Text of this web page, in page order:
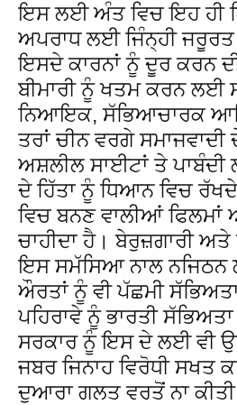
ਇਸ ਲਈ ਅੰਤ ਵਿਚ ਇਹ ਹੀ
ਅਪਰਾਧ ਲਈ ਜਿੰਨ੍ਹੀ
ਇਸਦੇ ਕਾਰਨਾਂ ਨੂੰ ਦੂਰ ਕਰਨ
ਬੀਮਾਰੀ ਨੂੰ ਖਤਮ ਕਰਨ ਲਈ
ਨਿਆਇਕ, ਸੱਭਿਆਚਾਰਕ
ਤਰਾਂ ਚੀਨ ਵਰਗੇ
ਅਸ਼ਲੀਲ ਸਾਈਟਾਂ ਤੇ
ਦੇ ਹਿੱਤਾ ਨੂੰ ਧਿਆਨ ਵਿਚ
ਵਿਚ ਬਨਣ ਵਾਲੀਆਂ
ਚਾਹੀਦਾ ਹੈ। ਬੇਰੁਜ਼ਗਾਰੀ
ਇਸ ਸਮੱਸਿਆ ਨਾਲ
ਔਰਤਾਂ ਨੂੰ ਵੀ ਪੱਛਮੀ
ਪਹਿਰਾਵੇ ਨੂੰ ਭਾਰਤੀ
ਸਰਕਾਰ ਨੂੰ ਇਸ ਦੇ ਲਈ ਵੀ
ਜਬਰ ਜਿਨਾਹ ਵਿਰੋਧੀ ਸਖਤ
ਦੁਆਰਾ ਗਲਤ ਵਰਤੋਂ ਨਾ